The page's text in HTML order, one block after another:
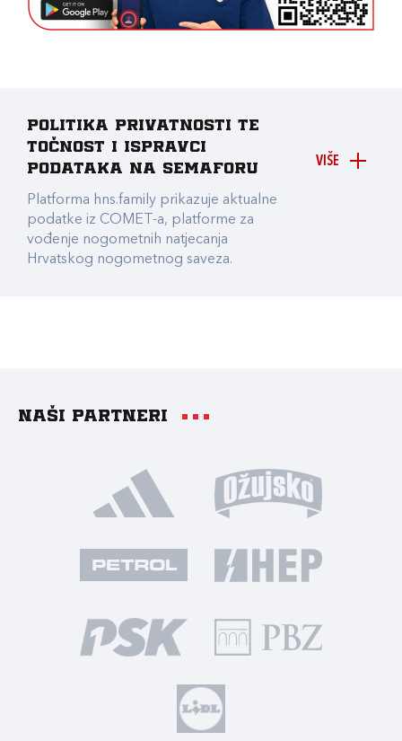
VIŠE
Politika privatnosti te
točnost i ispravci
podataka na Semaforu
Platforma hns.family prikazuje aktualne
podatke iz COMET-a, platforme za
vođenje nogometnih natjecanja
Hrvatskog nogometnog saveza.
Naši partneri